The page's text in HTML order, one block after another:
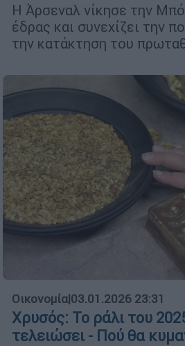
Η Άρσεναλ νίκησε την
έδρας και συνεχίζει την
την κατάκτηση του
Οικονομία|03.01.2026 23:31
Χρυσός: Το ράλι του
τελειώσει - Πού θα